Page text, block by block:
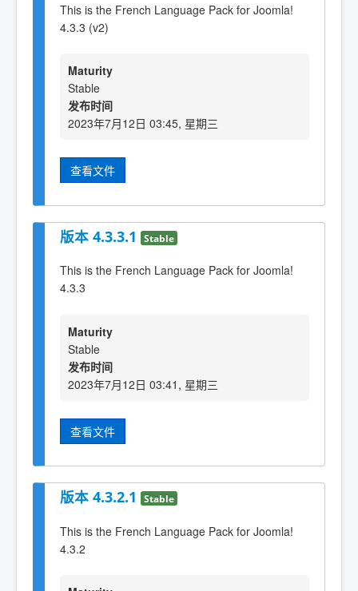
This is the French Language Pack for Joomla!
4.3.3 (v2)
Maturity
Stable
发布时间
2023年7月12日 03:45, 星期三
查看文件
版本 4.3.3.1 Stable
This is the French Language Pack for Joomla!
4.3.3
Maturity
Stable
发布时间
2023年7月12日 03:41, 星期三
查看文件
版本 4.3.2.1 Stable
This is the French Language Pack for Joomla!
4.3.2